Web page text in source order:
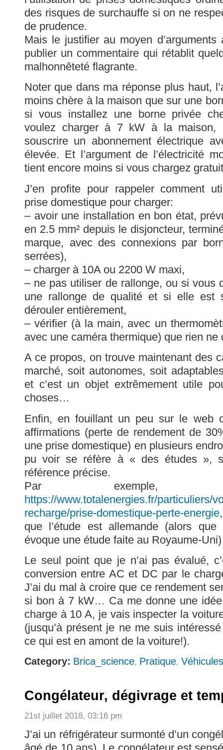
des risques de surchauffe si on ne
de prudence.
Mais le justifier au moyen
publier un commentaire qui rétablit
malhonnêteté flagrante.
Noter que dans ma réponse plus haut,
moins chère à la maison que sur une
si vous installez une borne privée
voulez charger à 7 kW à la maison,
souscrire un abonnement électrique
élevée. Et l’argument de l’électricité
tient encore moins si vous chargez
J’en profite pour rappeler comment
prise domestique pour charger:
– avoir une installation en bon état,
en 2.5 mm² depuis le disjoncteur,
marque, avec des connexions par
serrées),
– charger à 10A ou 2200 W maxi,
– ne pas utiliser de rallonge, ou si vous
une rallonge de qualité et si elle est
dérouler entièrement,
– vérifier (à la main, avec un
avec une caméra thermique) que rien ne
A ce propos, on trouve maintenant des
marché, soit autonomes, soit
et c’est un objet extrêmement utile
choses…
Enfin, en fouillant un peu sur le web
affirmations (perte de rendement de
une prise domestique) en plusieurs
pu voir se réfère à « des études »,
référence précise.
Par
https://www.totalenergies.fr/particuliers/
recharge/prise-domestique-perte-energie
que l’étude est allemande (alors que
évoque une étude faite au Royaume-
Le seul point que je n’ai pas évalué,
conversion entre AC et DC par le
J’ai du mal à croire que ce rendement
si bon à 7 kW… Ca me donne une
charge à 10 A, je vais inspecter la
(jusqu’à présent je ne me suis
ce qui est en amont de la voiture!).
Category: Brica_science, Pratique, Véhicules
Congélateur, dégivrage et
21st juillet 2018, 03:16 pm
J’ai un réfrigérateur surmonté d’un